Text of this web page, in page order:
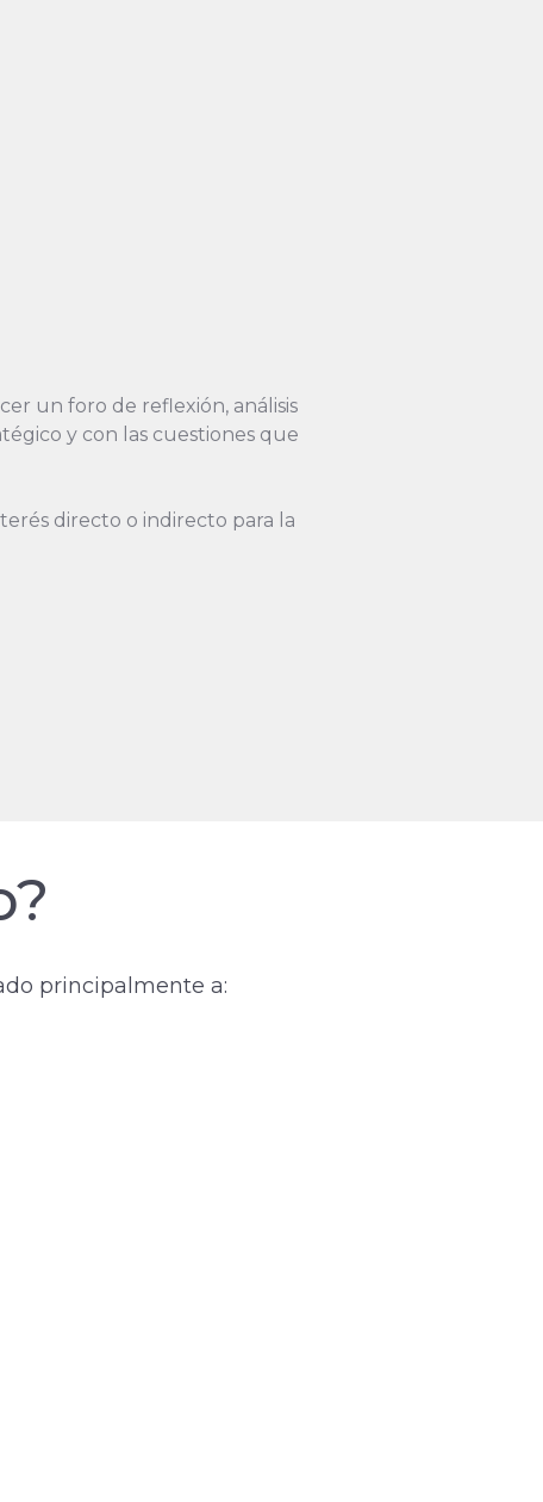
un foro de reflexión, análisis
y con las cuestiones que
directo o indirecto para la
principalmente a: